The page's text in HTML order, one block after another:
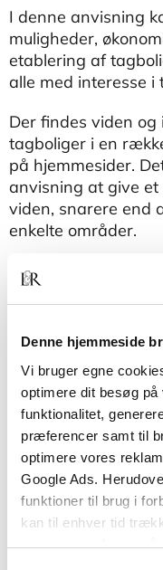
Denne hjemmeside
Vi bruger egne
optimere dit besøg
funktionalitet,
præferencer samt til
optimere vores
Google Ads.
funktioner til brug i
kan til enhver tid
være opmærksom på,
I denne anvisning
muligheder,
etablering af
alle med interesse i
Der findes viden
tagboliger i en
på hjemmesider.
anvisning at give
viden, snarere end
enkelte områder.
SBi-anvisning 225
bygherren opnår
samt at han bliver